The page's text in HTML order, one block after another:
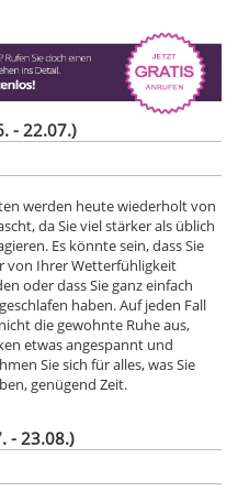
- 22.07.)
werden heute wiederholt von
da Sie viel stärker als üblich
Es könnte sein, dass Sie
von Ihrer Wetterfühligkeit
oder dass Sie ganz einfach
haben. Auf jeden Fall
die gewohnte Ruhe aus,
etwas angespannt und
Sie sich für alles, was Sie
genügend Zeit.
- 23.08.)